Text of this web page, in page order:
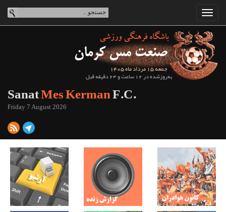
جمعه 15 مرداد ماه 1405
به‌روزشده در 12 ساعت و 24 دقیقه قبل
SanatMes KermanF.C.
Friday 7 August 2026